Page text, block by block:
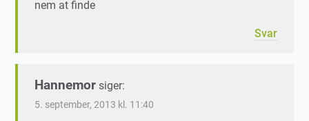
nem at finde
Svar
Hannemor siger:
5. september, 2013 kl. 11:40